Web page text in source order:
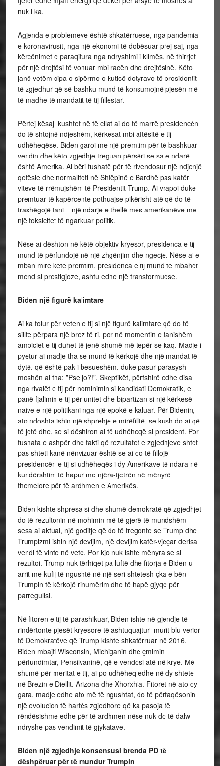
nuk i ka.
Agjenda e problemeve është shkatërruese, nga pandemia
e koronavirusit, nga një ekonomi të dobësuar prej saj, nga
kërcënimet e paraqitura nga ndryshimi i klimës, në thirrjet
për një drejtësi të vonuar mbi racën dhe drejtësinë. Këto
janë vetëm cipa e sipërme e kutisë detyrave të presidentit
të zgjedhur që së bashku mund të konsumojnë pjesën më
të madhe të mandatit të tij fillestar.
Përtej kësaj, kushtet në të cilat ai do të marrë presidencën
do të shtojnë ndjeshëm, kërkesat mbi aftësitë e tij
udhëheqëse. Biden garoi me një premtim për të bashkuar
vendin dhe këto zgjedhje treguan përsëri se sa e ndarë
është Amerika. Ai bëri fushatë për të rivendosur një ndjenjë
qetësie dhe normaliteti në Shtëpinë e Bardhë pas katër
viteve të rrëmujshëm të Presidentit Trump. Ai vrapoi duke
premtuar të kapërcente pothuajse pikërisht atë që do të
trashëgojë tani – një ndarje e thellë mes amerikanëve me
një toksicitet të ngarkuar politik.
Nëse ai dështon në këtë objektiv kryesor, presidenca e tij
mund të përfundojë në një zhgënjim dhe ngecje. Nëse ai e
mban mirë këtë premtim, presidenca e tij mund të mbahet
mend si prestigjoze, ashtu edhe një transformuese.
Biden një figurë kalimtare
Ai ka folur për veten e tij si një figurë kalimtare që do të
sillte përpara një brez të ri, por në momentin e tanishëm
ambiciet e tij duhet të jenë shumë më tepër se kaq. Madje i
pyetur ai madje tha se mund të kërkojë dhe një mandat të
dytë, që është pak i besueshëm, duke pasur parasysh
moshën ai tha: ”Pse jo?!”. Skeptikët, përfshirë edhe disa
nga rivalët e tij për nominimin si kandidati Demokratik, e
panë fjalimin e tij për unitet dhe bipartizan si një kërkesë
naive e një politikani nga një epokë e kaluar. Për Bidenin,
ato ndoshta ishin një shprehje e mirëfilltë, se kush do ai që
të jetë dhe, se si dëshiron ai të udhëheqë si president. Por
fushata e ashpër dhe fakti që rezultatet e zgjedhjeve shtet
pas shteti kanë nënvizuar është se ai do të fillojë
presidencën e tij si udhëheqës i dy Amerikave të ndara në
kundërshtim të hapur me njëra-tjetrën në mënyrë
themelore për të ardhmen e Amerikës.
Biden kishte shpresa si dhe shumë demokratë që zgjedhjet
do të rezultonin në mohimin më të gjerë të mundshëm
sesa ai aktual, një goditje që do të tregonte se Trump dhe
Trumpizmi ishin një devijim, një devijim katër-vjeçar derisa
vendi të vinte në vete. Por kjo nuk ishte mënyra se si
rezultoi. Trump nuk tërhiqet pa luftë dhe fitorja e Biden u
arrit me kufij të ngushtë në një seri shtetesh çka e bën
Trumpin të kërkojë rinumërim dhe të hapë gjyqe për
parregullsi.
Në fitoren e tij të parashikuar, Biden ishte në gjendje të
rindërtonte pjesët kryesore të ashtuquajtur murit blu verior
të Demokratëve që Trump kishte shkatërruar në 2016.
Biden mbajti Wisconsin, Michiganin dhe çmimin
përfundimtar, Pensilvaninë, që e vendosi atë në krye. Më
shumë për meritat e tij, ai po udhëheq edhe në dy shtete
në Brezin e Diellit, Arizona dhe Xhorxhia. Fitoret në ato dy
gara, madje edhe ato më të ngushtat, do të përfaqësonin
një evolucion të hartës zgjedhore që ka pasoja të
rëndësishme edhe për të ardhmen nëse nuk do të dalw
ndryshe pas vendimit të gjykatave.
Biden një zgjedhje konsensusi brenda PD të
dëshpëruar për të mundur Trumpin